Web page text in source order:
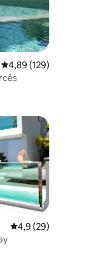
4,89 de uma avaliação
4,89 (129)
4,9 de uma
4,9 (29)